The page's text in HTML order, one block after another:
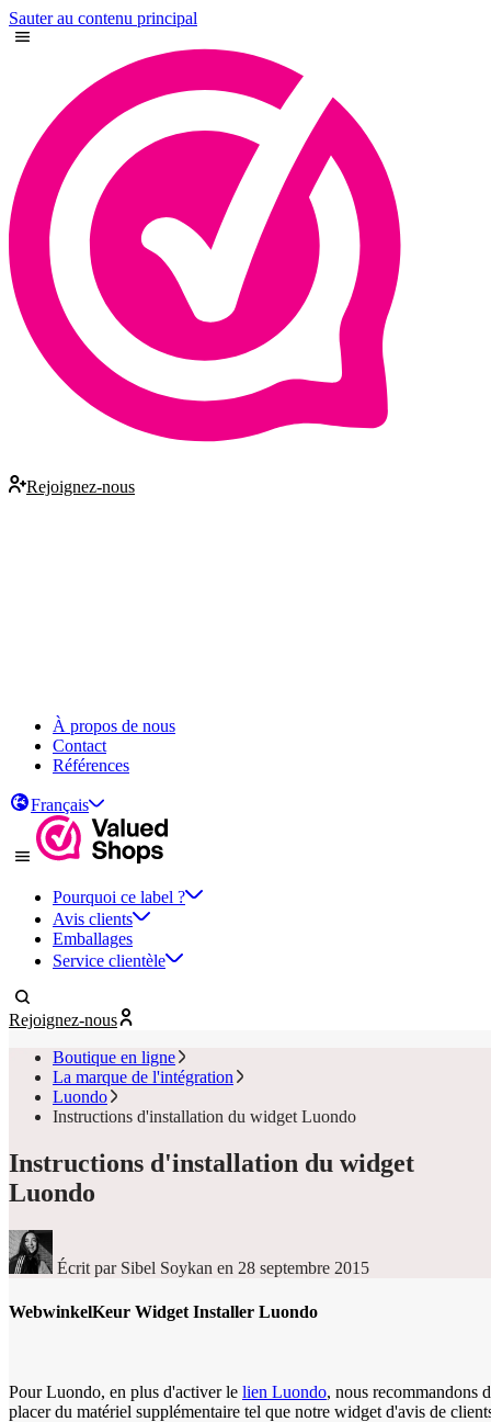
Sauter au contenu principal
Rejoignez-nous
À propos de nous
Contact
Références
Français
Pourquoi ce label ?
Avis clients
Emballages
Service clientèle
Rejoignez-nous
Boutique en ligne
La marque de l'intégration
Luondo
Instructions d'installation du widget Luondo
Instructions d'installation du widget
Luondo
Écrit par Sibel Soykan en 28 septembre 2015
WebwinkelKeur Widget Installer Luondo
Pour Luondo, en plus d'activer le lien Luondo, nous recommandons
placer du matériel supplémentaire tel que notre widget d'avis de